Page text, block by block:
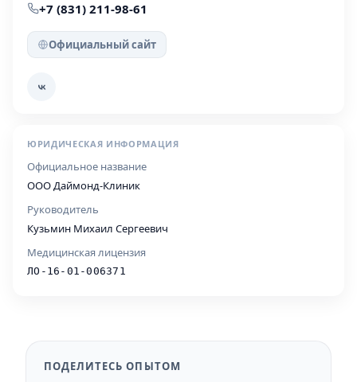
+7 (831) 211-98-61
Официальный сайт
ЮРИДИЧЕСКАЯ ИНФОРМАЦИЯ
Официальное название
ООО Даймонд-Клиник
Руководитель
Кузьмин Михаил Сергеевич
Медицинская лицензия
ЛО-16-01-006371
ПОДЕЛИТЕСЬ ОПЫТОМ